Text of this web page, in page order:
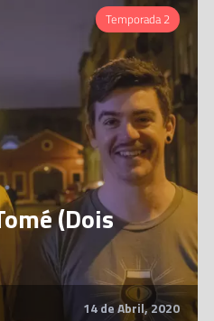
Temporada 2
(Dois
14 de Abril, 2020